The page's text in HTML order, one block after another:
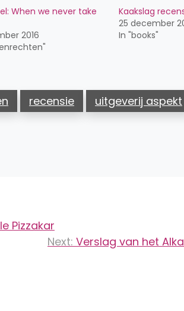
When we never take
2016
Kaakslag
25 december
In "books"
recensie
uitgeverij aspekt
Pizzakar
Next: Verslag van het